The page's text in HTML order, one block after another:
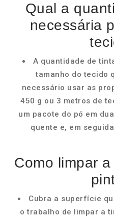
Qual a
necessária
A quantidade de
tamanho do tecido
necessário usar as
450 g ou 3 metros de
um pacote do pó em
quente e, em
Como limpar
Cubra a superfície
o trabalho de limpar a